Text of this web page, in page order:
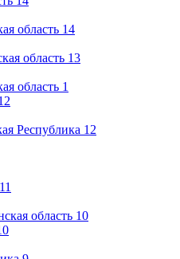
область 14
область 13
область 1
Республика 12
11
область 10